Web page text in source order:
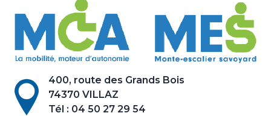
400, route des Grands Bois
74370 VILLAZ
Tél : 04 50 27 29 54